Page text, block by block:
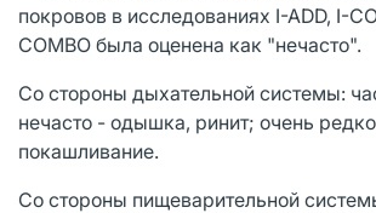
покровов в исследованиях I-ADD, I-
COMBO была оценена как "нечасто".
Со стороны дыхательной системы:
нечасто - одышка, ринит; очень
покашливание.
Со стороны пищеварительной